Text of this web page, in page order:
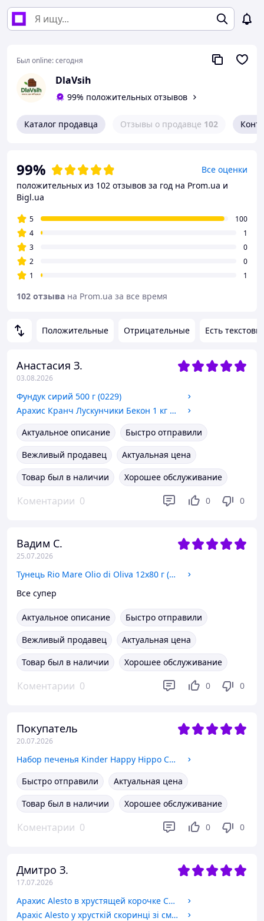
Был online:сегодня
DlaVsih
99% положительных отзывов
Каталог продавца Отзывы о продавце 102
Положительные Отрицательные Есть
Анастасия З.
03.08.2026
Фундук сирий 500 г (0229)
Арахис Кранч Лускунчики Бекон 1 кг (048320091)
Актуальное описание
Быстро отправили
Вежливый продавец
Актуальная цена
Товар был в наличии
Хорошее обслуживание
Коментарии 0 0 0
Вадим С.
25.07.2026
Тунець Rio Mare Olio di Oliva 12х80 г (0107)
Все супер
Актуальное описание
Быстро отправили
Вежливый продавец
Актуальная цена
Товар был в наличии
Хорошее обслуживание
Коментарии 0 0 0
Покупатель
20.07.2026
Набор печенья Kinder Happy Hippo Cocoa с начинкой какао 515 г (5*103г) (836423)
Быстро отправили
Актуальная цена
Товар был в наличии
Хорошее обслуживание
Коментарии 0 0 0
Дмитро З.
17.07.2026
Арахис Alesto в хрустящей корочке Cruspies Wasabi со вкусом васаби 200 г (0648)
Арахіс Alesto у хрусткій скоринці зі смаком паприки 200 г (0643)
99%
Все оценки
положительных из 102 отзывов за год на Prom.ua и
Bigl.ua
5
100
4
1
3
0
2
0
1
1
102 отзыва на Prom.ua за все время